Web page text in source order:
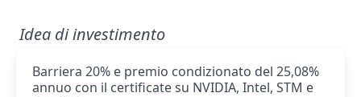
Idea di investimento
Barriera 20% e premio condizionato del 25,08%
annuo con il certificate su NVIDIA, Intel, STM e